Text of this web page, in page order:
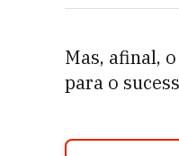
Mas, afinal,
para o